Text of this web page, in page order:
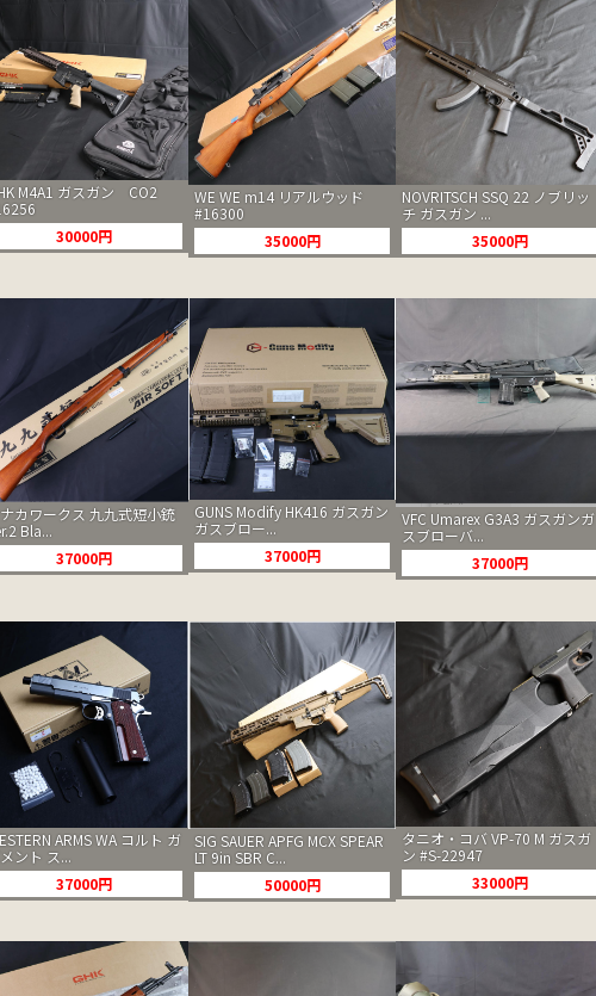
M4A1 ガスガン CO2
30000円
WE WE m14 リアルウッド
#16300
35000円
NOVRITSCH SSQ 22 ノブリッ
チ ガスガン ...
35000円
カワークス 九九式短小銃
Bla...
37000円
GUNS Modify HK416 ガスガン
ガスブロー...
37000円
VFC Umarex G3A3 ガスガンガ
スブローバ...
37000円
ARMS WA コルト ガ
ント ス...
37000円
SIG SAUER APFG MCX SPEAR
LT 9in SBR C...
50000円
タニオ・コバ VP-70 M ガスガ
ン #S-22947
33000円